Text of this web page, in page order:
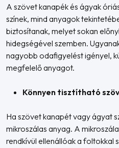
A szövet kanapék és ágyak
színek, mind anyagok
biztosítanak, melyet sokan
hidegségével szemben.
nagyobb odafigyelést igényel,
megfelelő anyagot.
Könnyen tisztítható
Ha szövet kanapét vagy ágyat
mikroszálas anyag. A
rendkívül ellenállóak a foltokkal